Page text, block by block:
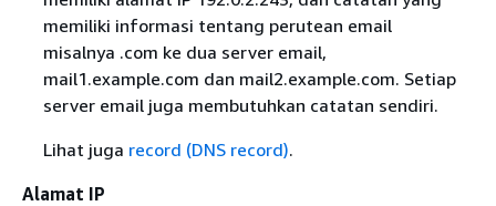
memiliki informasi tentang perutean email
misalnya .com ke dua server email,
mail1.example.com dan mail2.example.com. Setiap
server email juga membutuhkan catatan sendiri.
Lihat juga record (DNS record).
Alamat IP